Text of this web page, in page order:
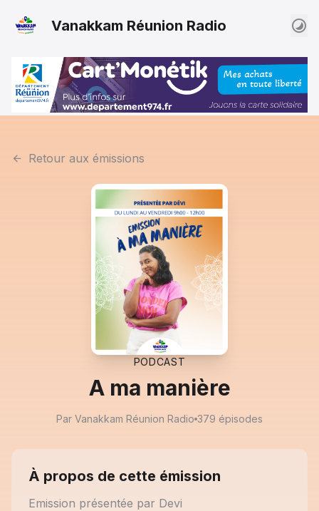
Vanakkam Réunion Radio
Retour aux émissions
PODCAST
A ma manière
Par Vanakkam Réunion Radio 379 épisodes
À propos de cette émission
Emission présentée par Devi